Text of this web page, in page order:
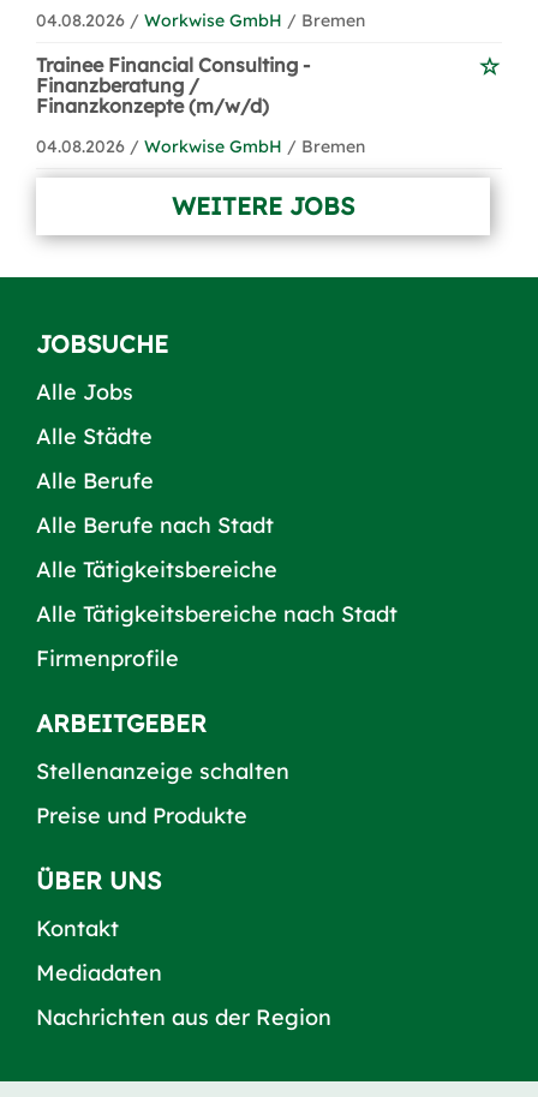
04.08.2026 / Workwise GmbH / Bremen
Trainee Financial Consulting -
Finanzberatung /
Finanzkonzepte (m/w/d)
04.08.2026 / Workwise GmbH / Bremen
WEITERE JOBS
JOBSUCHE
Alle Jobs
Alle Städte
Alle Berufe
Alle Berufe nach Stadt
Alle Tätigkeitsbereiche
Alle Tätigkeitsbereiche nach Stadt
Firmenprofile
ARBEITGEBER
Stellenanzeige schalten
Preise und Produkte
ÜBER UNS
Kontakt
Mediadaten
Nachrichten aus der Region